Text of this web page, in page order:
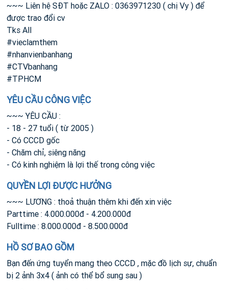
~~~ Liên hệ SĐT hoặc ZALO : 0363971230 ( chị Vy ) để
được trao đổi cv
Tks All
#vieclamthem
#nhanvienbanhang
#CTVbanhang
#TPHCM
YÊU CẦU CÔNG VIỆC
~~~ YÊU CẦU :
- 18 - 27 tuổi ( từ 2005 )
- Có CCCD gốc
- Chăm chỉ, siêng năng
- Có kinh nghiệm là lợi thế trong công việc
QUYỀN LỢI ĐƯỢC HƯỞNG
~~~ LƯƠNG : thoả thuận thêm khi đến xin việc
Parttime : 4.000.000đ - 4.200.000đ
Fulltime : 8.000.000đ - 8.500.000đ
HỒ SƠ BAO GỒM
Bạn đến ứng tuyển mang theo CCCD , mặc đồ lịch sự, chuẩn
bị 2 ảnh 3x4 ( ảnh có thể bổ sung sau )